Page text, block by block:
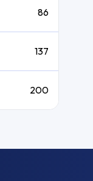
86
137
200